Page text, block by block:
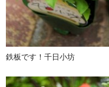
鉄板です！千日小坊